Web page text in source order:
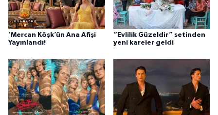
‘Mercan Köşk’ün Ana Afişi
Yayınlandı!
“Evlilik Güzeldir” setinden
yeni kareler geldi